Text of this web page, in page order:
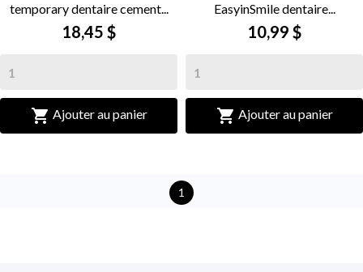
temporary dentaire cement...
18,45 $
 Ajouter au panier
EasyinSmile dentaire...
10,99 $
 Ajouter au panier
1